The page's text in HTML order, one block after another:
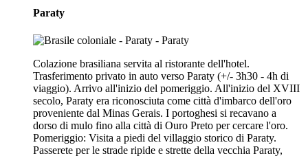
Paraty
Colazione brasiliana servita al ristorante dell'hotel.
Trasferimento privato in auto verso Paraty (+/- 3h30 - 4h di
viaggio). Arrivo all'inizio del pomeriggio. All'inizio del XVIII
secolo, Paraty era riconosciuta come città d'imbarco dell'oro
proveniente dal Minas Gerais. I portoghesi si recavano a
dorso di mulo fino alla città di Ouro Preto per cercare l'oro.
Pomeriggio: Visita a piedi del villaggio storico di Paraty.
Passerete per le strade ripide e strette della vecchia Paraty,